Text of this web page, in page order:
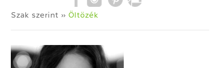
Szak szerint » Öltözék